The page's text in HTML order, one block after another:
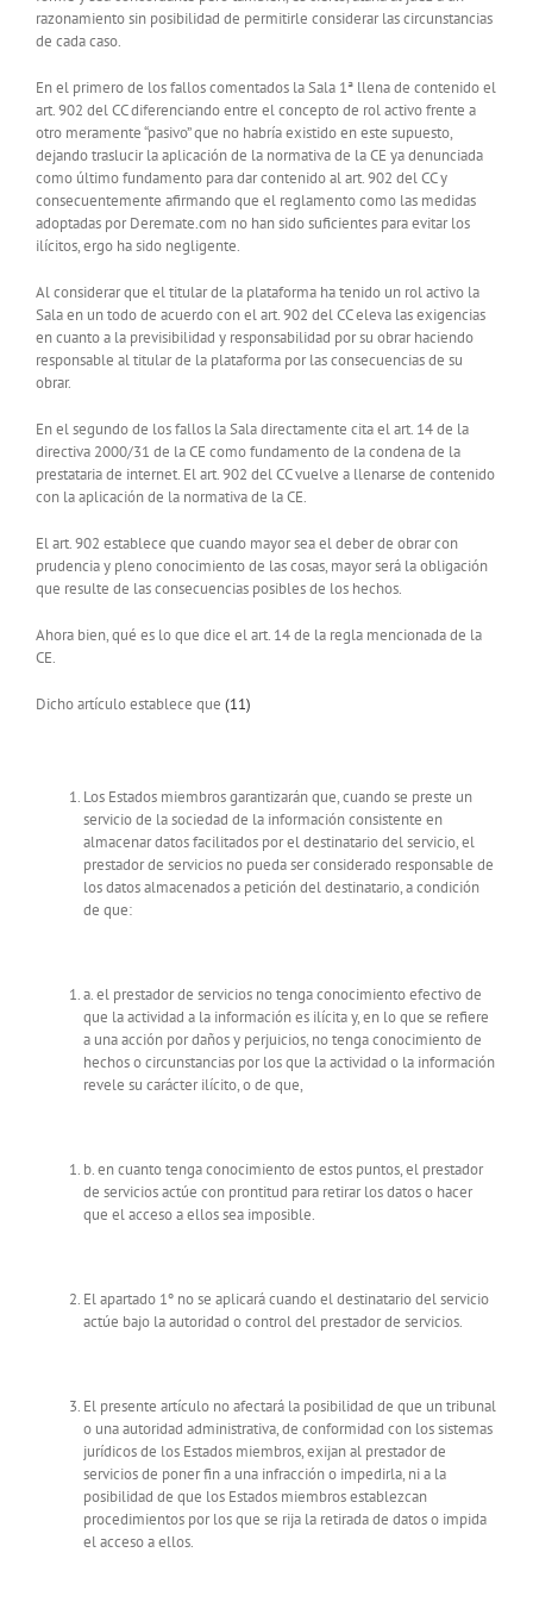
razonamiento sin posibilidad de permitirle considerar las circunstancias
de cada caso.
En el primero de los fallos comentados la Sala 1ª llena de contenido el
art. 902 del CC diferenciando entre el concepto de rol activo frente a
otro meramente “pasivo” que no habría existido en este supuesto,
dejando traslucir la aplicación de la normativa de la CE ya denunciada
como último fundamento para dar contenido al art. 902 del CC y
consecuentemente afirmando que el reglamento como las medidas
adoptadas por Deremate.com no han sido suficientes para evitar los
ilícitos, ergo ha sido negligente.
Al considerar que el titular de la plataforma ha tenido un rol activo la
Sala en un todo de acuerdo con el art. 902 del CC eleva las exigencias
en cuanto a la previsibilidad y responsabilidad por su obrar haciendo
responsable al titular de la plataforma por las consecuencias de su
obrar.
En el segundo de los fallos la Sala directamente cita el art. 14 de la
directiva 2000/31 de la CE como fundamento de la condena de la
prestataria de internet. El art. 902 del CC vuelve a llenarse de contenido
con la aplicación de la normativa de la CE.
El art. 902 establece que cuando mayor sea el deber de obrar con
prudencia y pleno conocimiento de las cosas, mayor será la obligación
que resulte de las consecuencias posibles de los hechos.
Ahora bien, qué es lo que dice el art. 14 de la regla mencionada de la
CE.
Dicho artículo establece que (11)
Los Estados miembros garantizarán que, cuando se preste un
servicio de la sociedad de la información consistente en
almacenar datos facilitados por el destinatario del servicio, el
prestador de servicios no pueda ser considerado responsable de
los datos almacenados a petición del destinatario, a condición
de que:
a. el prestador de servicios no tenga conocimiento efectivo de
que la actividad a la información es ilícita y, en lo que se refiere
a una acción por daños y perjuicios, no tenga conocimiento de
hechos o circunstancias por los que la actividad o la información
revele su carácter ilícito, o de que,
b. en cuanto tenga conocimiento de estos puntos, el prestador
de servicios actúe con prontitud para retirar los datos o hacer
que el acceso a ellos sea imposible.
El apartado 1º no se aplicará cuando el destinatario del servicio
actúe bajo la autoridad o control del prestador de servicios.
El presente artículo no afectará la posibilidad de que un tribunal
o una autoridad administrativa, de conformidad con los sistemas
jurídicos de los Estados miembros, exijan al prestador de
servicios de poner fin a una infracción o impedirla, ni a la
posibilidad de que los Estados miembros establezcan
procedimientos por los que se rija la retirada de datos o impida
el acceso a ellos.